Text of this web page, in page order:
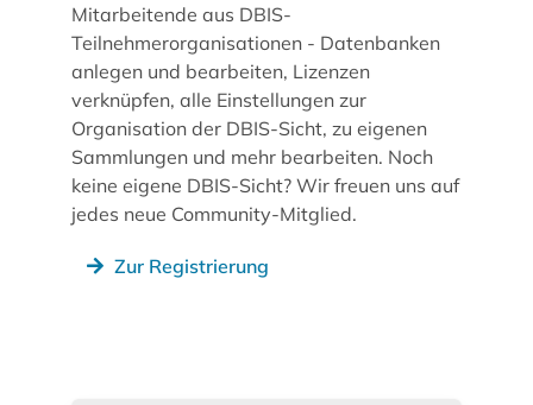
Mitarbeitende aus DBIS-
Teilnehmerorganisationen - Datenbanken
anlegen und bearbeiten, Lizenzen
verknüpfen, alle Einstellungen zur
Organisation der DBIS-Sicht, zu eigenen
Sammlungen und mehr bearbeiten. Noch
keine eigene DBIS-Sicht? Wir freuen uns auf
jedes neue Community-Mitglied.
Zur Registrierung